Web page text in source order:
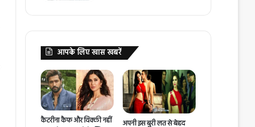
आपके लिए खास खबरें
कैटरीना कैफ और विक्की नहीं
अपनी इस बुरी लत से बेहद